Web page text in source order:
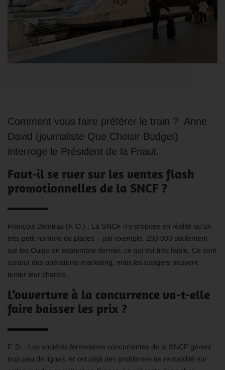
Comment vous faire préférer le train ? Anne
David (journaliste Que Choisir Budget)
interroge le Président de la Fnaut.
Faut-il se ruer sur les ventes flash
promotionnelles de la SNCF ?
François Delétraz (F. D.) : La SNCF n’y propose en réalité qu’un
très petit nombre de places – par exemple, 200 000 seulement
sur les Ouigo en septembre dernier, ce qui est très faible. Ce sont
surtout des opérations marketing, mais les usagers peuvent
tenter leur chance.
L’ouverture à la concurrence va-t-elle
faire baisser les prix ?
F. D. : Les sociétés ferroviaires concurrentes de la SNCF gèrent
trop peu de lignes, et ont déjà des problèmes de rentabilité sur